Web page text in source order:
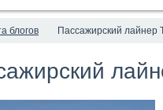
блогов Пассажирский лайнер